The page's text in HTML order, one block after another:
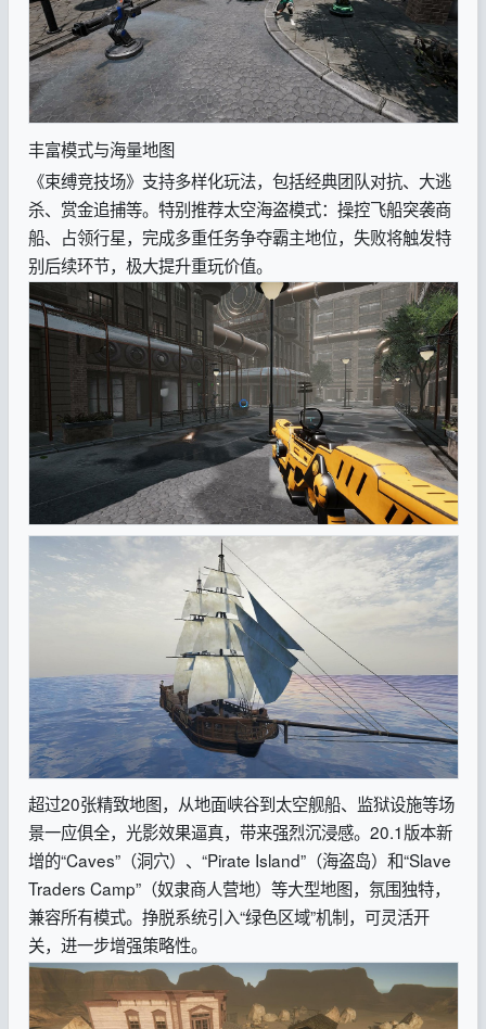
丰富模式与海量地图
《束缚竞技场》支持多样化玩法，包括经典团队对抗、大逃
杀、赏金追捕等。特别推荐太空海盗模式：操控飞船突袭商
船、占领行星，完成多重任务争夺霸主地位，失败将触发特
别后续环节，极大提升重玩价值。
超过20张精致地图，从地面峡谷到太空舰船、监狱设施等场
景一应俱全，光影效果逼真，带来强烈沉浸感。20.1版本新
增的“Caves”（洞穴）、“Pirate Island”（海盗岛）和“Slave
Traders Camp”（奴隶商人营地）等大型地图，氛围独特，
兼容所有模式。挣脱系统引入“绿色区域”机制，可灵活开
关，进一步增强策略性。